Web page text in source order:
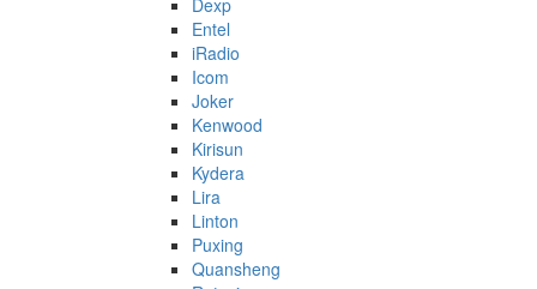
Entel
iRadio
Icom
Joker
Kenwood
Kirisun
Kydera
Lira
Linton
Puxing
Quansheng